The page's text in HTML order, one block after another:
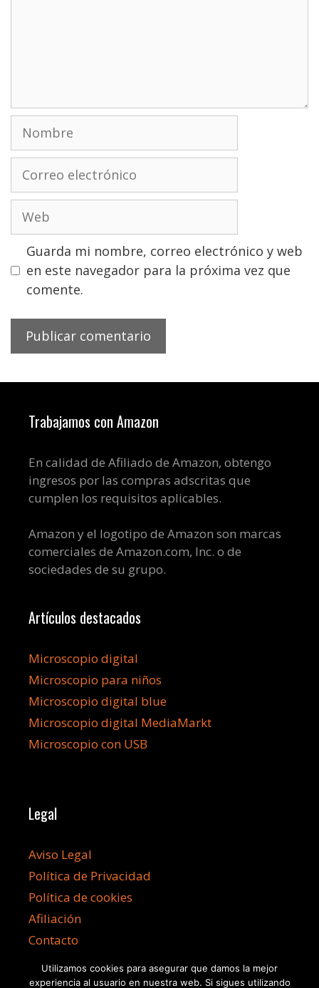
Nombre
electrónico
Guarda mi nombre, correo electrónico y web
en este navegador para la próxima vez que
comente.
Trabajamos con Amazon
En calidad de Afiliado de Amazon, obtengo
ingresos por las compras adscritas que
cumplen los requisitos aplicables.
Amazon y el logotipo de Amazon son marcas
comerciales de Amazon.com, Inc. o de
sociedades de su grupo.
Artículos destacados
Microscopio digital
Microscopio para niños
Microscopio digital blue
Microscopio digital MediaMarkt
Microscopio con USB
Legal
Aviso Legal
Política de Privacidad
Política de cookies
Afiliación
Contacto
Utilizamos cookies para asegurar que damos la mejor
experiencia al usuario en nuestra web. Si sigues utilizando